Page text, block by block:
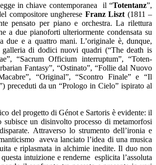
in chiave contemporanea il “Totentanz”,
compositore ungherese Franz Liszt (1811 –
pensato per piano e orchestra. La rilettura
a due pianoforti ulteriormente condensata su
due e a quattro mani. L’originale è, dunque,
di dodici nuovi quadri (“The death is
“Sacrum Officium interruptum”, “Toten-
Fantasy”, “Ostinato”, “Follie dal Nuovo
“Original”, “Scontro Finale” e “Il
preceduti da un “Prologo in Cielo” ispirato al
del progetto di Génot e Sartoris è evidente: il
un disinvolto processo di metamorfosi
Attraverso lo strumento dell’ironia e
aveva lanciato l’idea di una musica
e riplasmata in alchimie inedite. Il duo non
intuizione e renderne esplicita l’assoluta